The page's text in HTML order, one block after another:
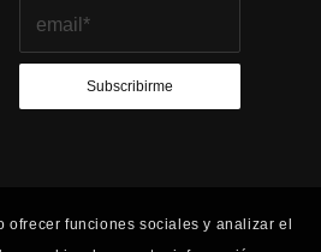
funciones sociales y analizar el